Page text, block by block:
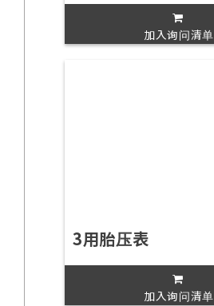
加入询问清单
3用胎压表
加入询问清单